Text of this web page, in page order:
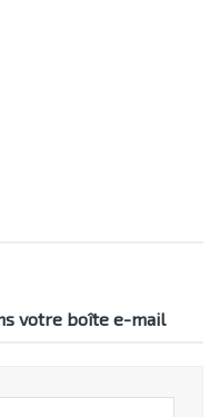
votre boîte e-mail